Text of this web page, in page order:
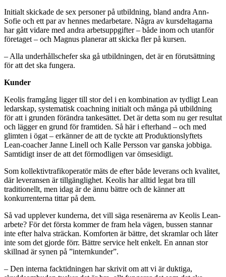
Initialt skickade de sex personer på utbildning, bland andra Ann-
Sofie och ett par av hennes medarbetare. Några av kursdeltagarna
har gått vidare med andra arbetsuppgifter – både inom och utanför
företaget – och Magnus planerar att skicka fler på kursen.
– Alla underhållschefer ska gå utbildningen, det är en förutsättning
för att det ska fungera.
Kunder
Keolis framgång ligger till stor del i en kombination av tydligt Lean
ledarskap, systematisk coachning initialt och många på utbildning
för att i grunden förändra tankesättet. Det är detta som nu ger resultat
och lägger en grund för framtiden. Så här i efterhand – och med
glimten i ögat – erkänner de att de tyckte att Produktionslyftets
Lean-coacher Janne Linell och Kalle Persson var ganska jobbiga.
Samtidigt inser de att det förmodligen var ömsesidigt.
Som kollektivtrafikoperatör mäts de efter både leverans och kvalitet,
där leveransen är tillgänglighet. Keolis har alltid legat bra till
traditionellt, men idag är de ännu bättre och de känner att
konkurrenterna tittar på dem.
Så vad upplever kunderna, det vill säga resenärerna av Keolis Lean-
arbete? För det första kommer de fram hela vägen, bussen stannar
inte efter halva sträckan. Komforten är bättre, det skramlar och låter
inte som det gjorde förr. Bättre service helt enkelt. En annan stor
skillnad är synen på ”internkunder”.
– Den interna facktidningen har skrivit om att vi är duktiga,